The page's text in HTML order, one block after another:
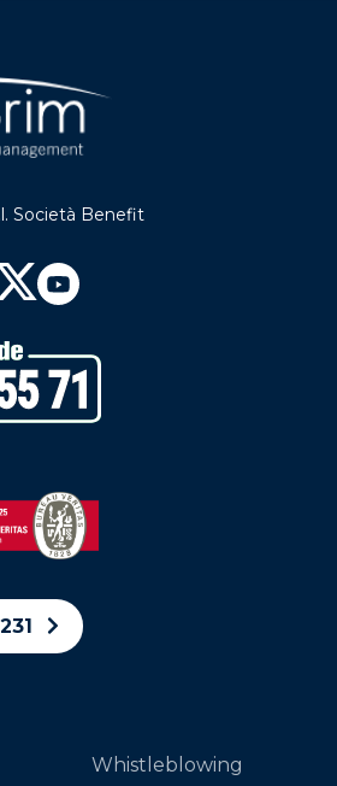
Società Benefit
Whistleblowing